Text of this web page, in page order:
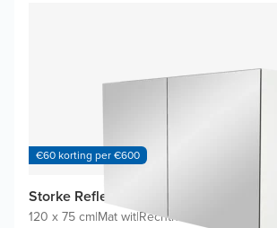
€60 korting per €600
Storke Reflecta spiegelkast
120 x 75 cm|Mat wit|Rechthoekig